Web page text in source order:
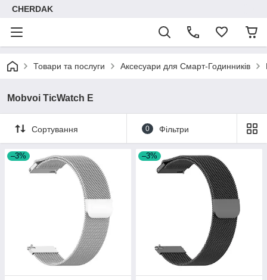
CHERDAK
Товари та послуги Аксесуари для Смарт-Годинників
Mobvoi TicWatch E
Сортування 0 Фільтри
–3% –3%